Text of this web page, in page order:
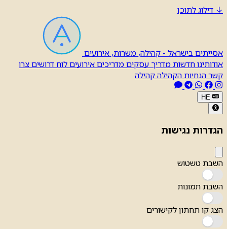
↓ דילוג לתוכן
אסייתים בישראל - קהילה, משרות, אירועים
אודותינוחדשות מדריך עסקיםמדריכיםאירועיםלוח דרושיםצרו
קשרהנחיות הקהילהקהילה
HE
הגדרות נגישות
השבת טשטוש
השבת תמונות
הצג קו תחתון לקישורים